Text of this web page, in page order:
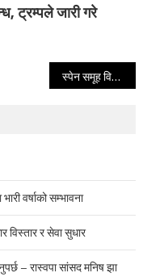
ट्रम्पले जारी गरे
स्पेन समूह विजेता, केप भर्डे उपविजेता बन्दै पहिलो पटक अन्तिम ३२ मा, उरुग्वे र साउदी बाहिरिए
वर्षाको सम्भावना
विस्तार र सेवा सुधार
– रास्वपा सांसद मनिष झा